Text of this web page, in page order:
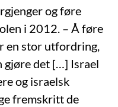
og føre
i 2012. – Å føre
en stor utfordring,
gjøre det […] Israel
og israelsk
fremskritt de